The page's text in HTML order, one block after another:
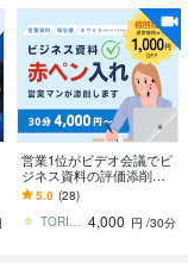
営業1位がビデオ会議でビ
ジネス資料の評価添削し
ます 営業経験を活かして
ビデオ会議で評価・添
削・改善提案をします
5.0 (28)
TORI OFFICE 4,000 円 /30分